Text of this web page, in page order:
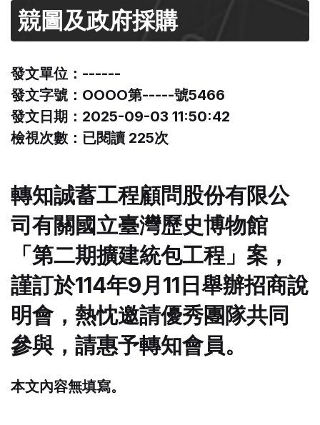
競圖及政府採購
發文單位：------
發文字號：OOOO第-----號5466
發文日期：2025-09-03 11:50:42
檢視次數：已閱讀 225次
轉知誠蓄工程顧問股份有限公
司有關國立臺灣歷史博物館
「第二期擴建統包工程」案，
謹訂於114年9月11日舉辦招商說
明會，熱忱邀請優秀團隊共同
參與，請惠予轉知會員。
本文內容無填寫。